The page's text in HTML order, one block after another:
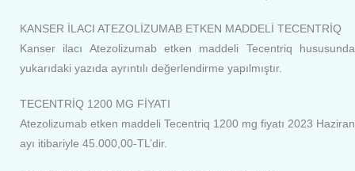
KANSER İLACI ATEZOLİZUMAB ETKEN MADDELİ TECENTRİQ
Kanser ilacı Atezolizumab etken maddeli Tecentriq hususunda
yukarıdaki yazıda ayrıntılı değerlendirme yapılmıştır.
TECENTRİQ 1200 MG FİYATI
Atezolizumab etken maddeli Tecentriq 1200 mg fiyatı 2023 Haziran
ayı itibariyle 45.000,00-TL’dir.